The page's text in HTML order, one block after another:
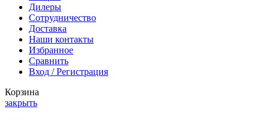
Дилеры
Сотрудничество
Доставка
Наши контакты
Избранное
Сравнить
Вход / Регистрация
Корзина
закрыть